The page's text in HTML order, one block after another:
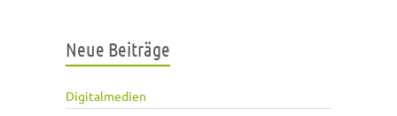
Neue Beiträge
Digitalmedien